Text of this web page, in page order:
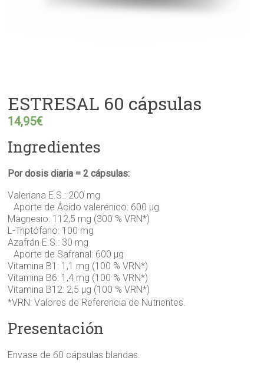
ESTRESAL 60 cápsulas
14,95€
Ingredientes
Por dosis diaria = 2 cápsulas:
Valeriana E.S.: 200 mg
Aporte de Ácido valerénico: 600 µg
Magnesio: 112,5 mg (300 % VRN*)
L-Triptófano: 100 mg
Azafrán E.S.: 30 mg
Aporte de Safranal: 600 µg
Vitamina B1: 1,1 mg (100 % VRN*)
Vitamina B6: 1,4 mg (100 % VRN*)
Vitamina B12: 2,5 µg (100 % VRN*)
*VRN: Valores de Referencia de Nutrientes.
Presentación
Envase de 60 cápsulas blandas.